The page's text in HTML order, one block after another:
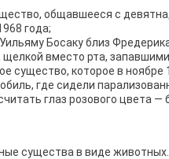
общавшееся с
года;
Босаку близ
вместо рта,
существо, которое в ноябре
где сидели
глаз розового цвета
существа в виде животных.